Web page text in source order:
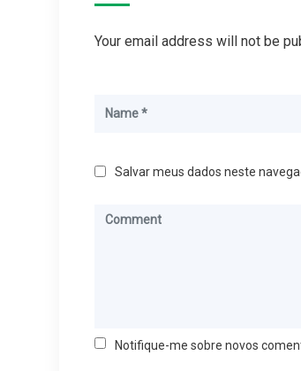
Your email address will not be
Salvar meus dados neste
Notifique-me sobre novos